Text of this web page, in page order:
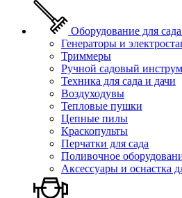
Оборудование для
Генераторы и
Триммеры
Ручной садовый
Техника для сада и дачи
Воздуходувы
Тепловые пушки
Цепные пилы
Краскопульты
Перчатки для сада
Поливочное
Аксессуары и оснастка